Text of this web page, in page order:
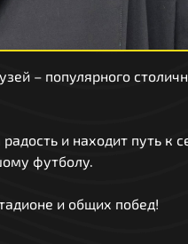
– популярного
и находит путь к
футболу.
и общих побед!